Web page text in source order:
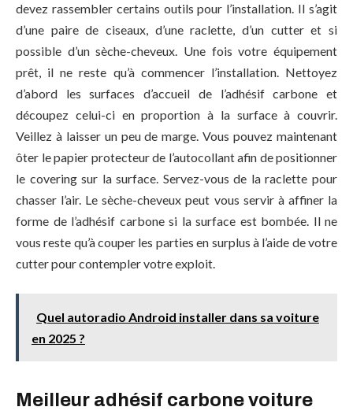
devez rassembler certains outils pour l’installation. Il s’agit
d’une paire de ciseaux, d’une raclette, d’un cutter et si
possible d’un sèche-cheveux. Une fois votre équipement
prêt, il ne reste qu’à commencer l’installation. Nettoyez
d’abord les surfaces d’accueil de l’adhésif carbone et
découpez celui-ci en proportion à la surface à couvrir.
Veillez à laisser un peu de marge. Vous pouvez maintenant
ôter le papier protecteur de l’autocollant afin de positionner
le covering sur la surface. Servez-vous de la raclette pour
chasser l’air. Le sèche-cheveux peut vous servir à affiner la
forme de l’adhésif carbone si la surface est bombée. Il ne
vous reste qu’à couper les parties en surplus à l’aide de votre
cutter pour contempler votre exploit.
Quel autoradio Android installer dans sa voiture
en 2025 ?
Meilleur adhésif carbone voiture